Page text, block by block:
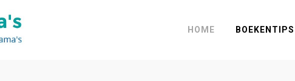
HOME BOEKENTIPS